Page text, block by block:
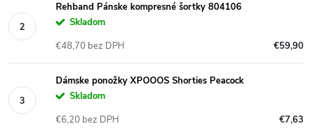
Rehband Pánske kompresné šortky 804106
Skladom
€59,90
€48,70 bez DPH
Dámske ponožky XPOOOS Shorties Peacock
Skladom
€7,63
€6,20 bez DPH